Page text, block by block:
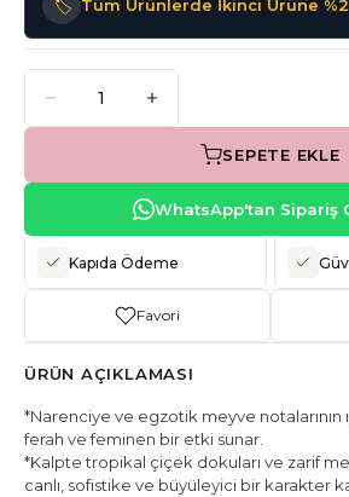
🏷️ Tüm Ürünlerde İkinci Ürüne
SEPETE EKLE
WhatsApp'tan Sipariş
Kapıda Ödeme
Favori
ÜRÜN AÇIKLAMASI
*Narenciye ve egzotik meyve notalarının
ferah ve feminen bir etki sunar.
*Kalpte tropikal çiçek dokuları ve zarif
canlı, sofistike ve büyüleyici bir karakter